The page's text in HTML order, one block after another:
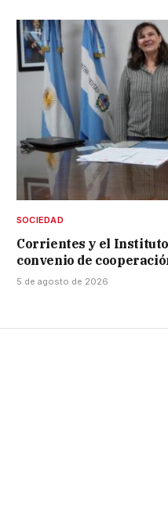
SOCIEDAD
Corrientes y el
convenio de
5 de agosto de 2026